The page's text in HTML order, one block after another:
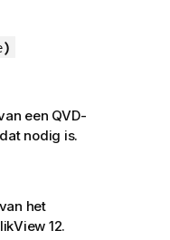
)
een QVD-
nodig is.
het
12.